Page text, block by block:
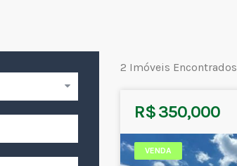
2 Imóveis Encontrados
R$ 350,000
VENDA